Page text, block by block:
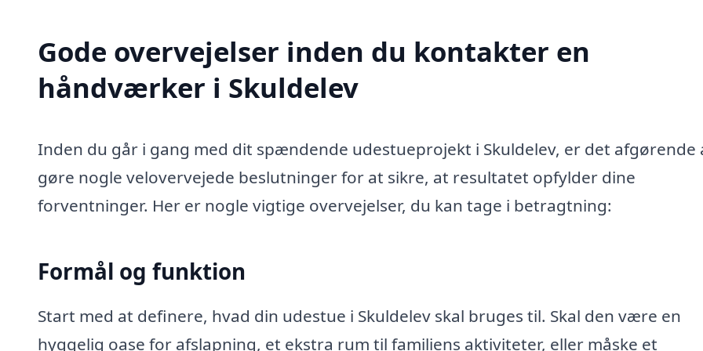
Gode overvejelser inden du kontakter en
håndværker i Skuldelev
Inden du går i gang med dit spændende udestueprojekt i Skuldelev, er det afgørende
gøre nogle velovervejede beslutninger for at sikre, at resultatet opfylder dine
forventninger. Her er nogle vigtige overvejelser, du kan tage i betragtning:
Formål og funktion
Start med at definere, hvad din udestue i Skuldelev skal bruges til. Skal den være en
hyggelig oase for afslapning, et ekstra rum til familiens aktiviteter, eller måske et